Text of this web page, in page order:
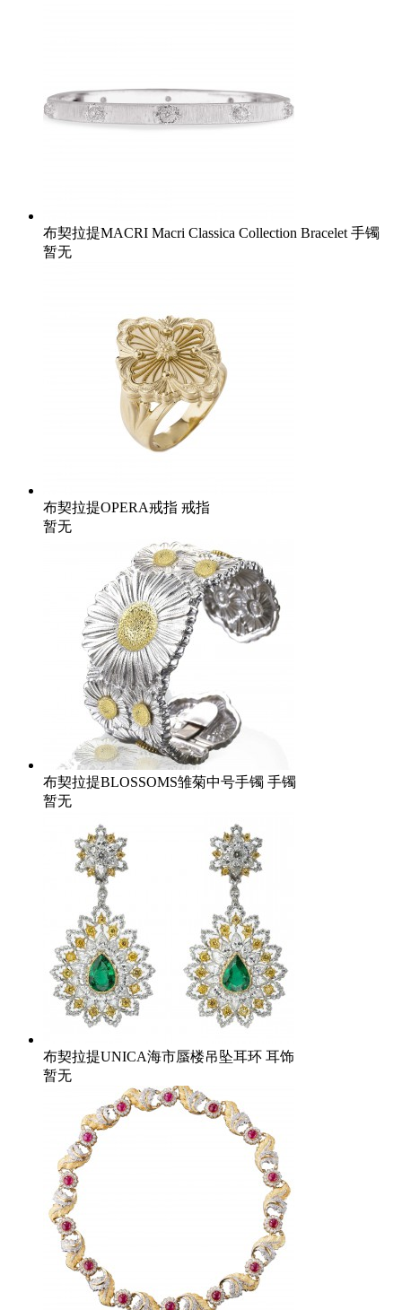
布契拉提MACRI Macri Classica Collection Bracelet 手镯
暂无
布契拉提OPERA戒指 戒指
暂无
布契拉提BLOSSOMS雏菊中号手镯 手镯
暂无
布契拉提UNICA海市蜃楼吊坠耳环 耳饰
暂无